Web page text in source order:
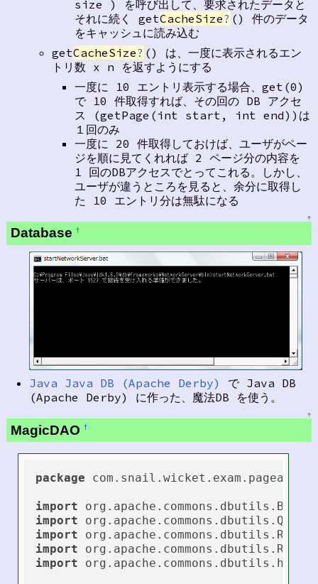
size ) を呼び出して、要求されたデータと
それに続く getCacheSize? () 件のデータ
をキャッシュに読み込む
getCacheSize? () は、一度に表示されるエン
トリ数 x n を返すようにする
一度に 10 エントリ表示する場合、get(0)
で 10 件取得すれば、その回の DB アクセ
ス (getPage(int start, int end))は
１回のみ
一度に 20 件取得しておけば、ユーザがペー
ジを順に見てくれれば 2 ページ分の内容を
1 回のDBアクセスでとってこれる。しかし、
ユーザが違うところを見ると、余分に取得し
た 10 エントリ分は無駄になる
↑
Database †
Java Java DB (Apache Derby)
で Java DB
(Apache Derby) に作った、魔法DB を使う。
↑
MagicDAO †
package com.snail.wicket.exam.pageable;
import
import
import
import
import